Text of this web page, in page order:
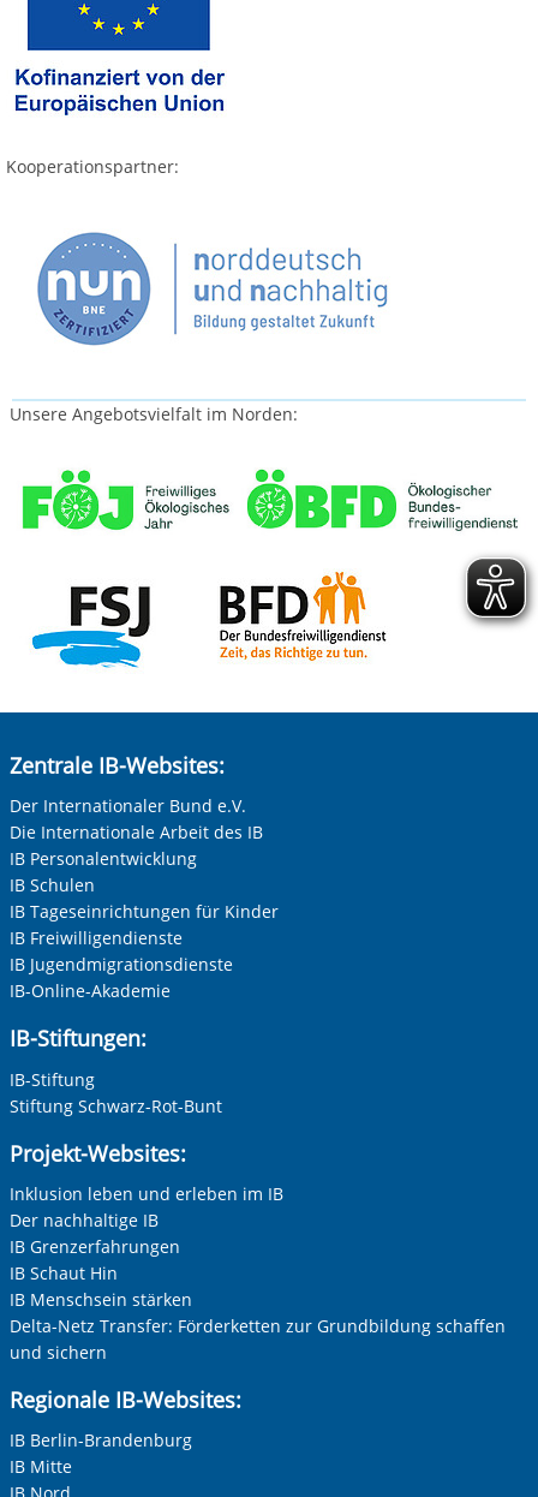
Kooperationspartner:
Unsere Angebotsvielfalt im Norden:
Zentrale IB-Websites:
Der Internationaler Bund e.V.
Die Internationale Arbeit des IB
IB Personalentwicklung
IB Schulen
IB Tageseinrichtungen für Kinder
IB Freiwilligendienste
IB Jugendmigrationsdienste
IB-Online-Akademie
IB-Stiftungen:
IB-Stiftung
Stiftung Schwarz-Rot-Bunt
Projekt-Websites:
Inklusion leben und erleben im IB
Der nachhaltige IB
IB Grenzerfahrungen
IB Schaut Hin
IB Menschsein stärken
Delta-Netz Transfer: Förderketten zur Grundbildung schaffen
und sichern
Regionale IB-Websites:
IB Berlin-Brandenburg
IB Mitte